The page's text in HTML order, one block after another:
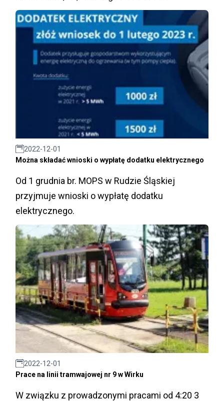
2022-12-01
Można składać wnioski o wypłatę dodatku elektrycznego
Od 1 grudnia br. MOPS w Rudzie Śląskiej
przyjmuje wnioski o wypłatę dodatku
elektrycznego.
2022-12-01
Prace na linii tramwajowej nr 9 w Wirku
W związku z prowadzonymi pracami od 4:20 3